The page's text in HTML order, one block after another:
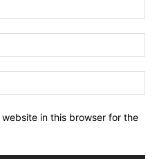
in this browser for the